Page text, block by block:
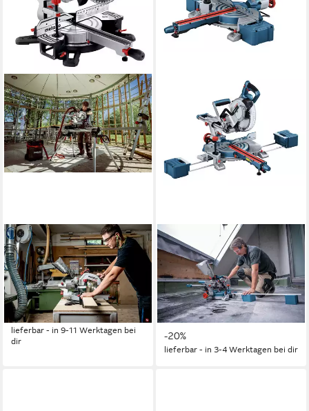
METABO
Akku-Kapp-Gehrungssäge
KGS 18 LTX BL 254,
Kappsäge Ohne Akku im
Karton
ab 432,90 €
lieferbar - in 9-11 Werktagen bei
dir
BOSCH
Akku-Kapp-Gehrungssäge
GCM 18V-216 D, Und
Gehrungssäge BITURBO
Ohne Akku - im Karton
572,98 € UVP 716,38 €
-20%
lieferbar - in 3-4 Werktagen bei dir